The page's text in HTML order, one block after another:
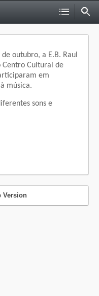
outubro, a E.B. Raul
Centro Cultural de
em
música.
sons e
Version